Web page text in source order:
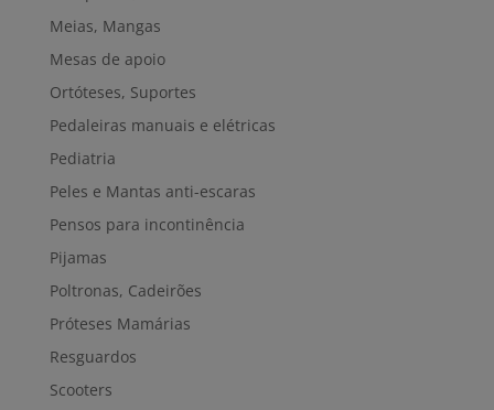
Meias, Mangas
Mesas de apoio
Ortóteses, Suportes
Pedaleiras manuais e elétricas
Pediatria
Peles e Mantas anti-escaras
Pensos para incontinência
Pijamas
Poltronas, Cadeirões
Próteses Mamárias
Resguardos
Scooters